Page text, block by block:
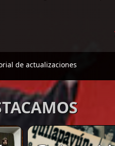
de actualizaciones